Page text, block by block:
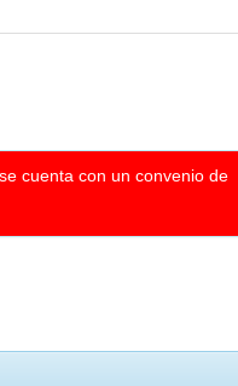
cuenta con un convenio de